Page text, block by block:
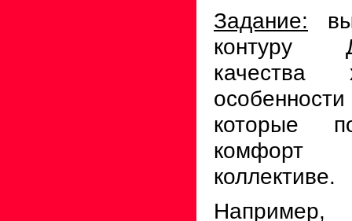
Задание:
контуру
качества
которые
комфорт
коллективе.